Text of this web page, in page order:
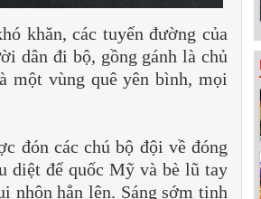
khăn, các tuyến đường của
dân đi bộ, gồng gánh là chủ
một vùng quê yên bình, mọi
đón các chú bộ đội về đóng
diệt đế quốc Mỹ và bè lũ tay
nhộn hẳn lên. Sáng sớm tinh